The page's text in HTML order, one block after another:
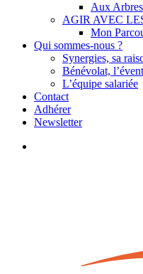
Aux
AGIR AVEC
Mon
Qui sommes-nous ?
Synergies, sa
Bénévolat,
L’équipe salariée
Contact
Adhérer
Newsletter